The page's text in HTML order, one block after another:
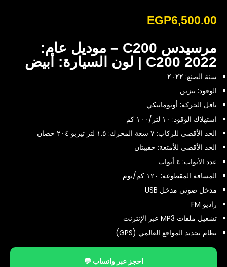
EGP6,500.00
مرسيدس C200 – موديل عام:
C200 2022 | لون السيارة: أبيض
سنة الصنع: ٢٠٢٢
الوقود: بنزين
ناقل الحركة: أوتوماتيكي
استهلاك الوقود: ١٠ لتر/١٠٠ كم
الحد الأقصى للركاب: ٧ سعة المحرك: ١.٥ لتر تيربو ٢٠٤ حصان
الحد الأقصى للأمتعة: حقيبتان
عدد الأبواب: ٤ أبواب
المسافة المقطوعة: ١٢٠ كم/يوم
مدخل صوتي مدخل USB
راديو FM
تشغيل ملفات MP3 عبر الإنترنت
نظام تحديد المواقع العالمي (GPS)
احجز عبر واتساب 💬